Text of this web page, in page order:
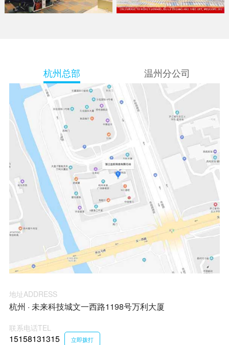
杭州总部 温州分公司
地址ADDRESS
杭州 · 未来科技城文一西路1198号万利大厦
联系电话TEL
15158131315 立即拨打